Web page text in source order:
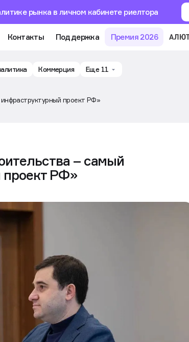
рынка в личном кабинете риелтора
Контакты Поддержка Премия 2026
Коммерция Еще 11
проект РФ»
– самый
РФ»